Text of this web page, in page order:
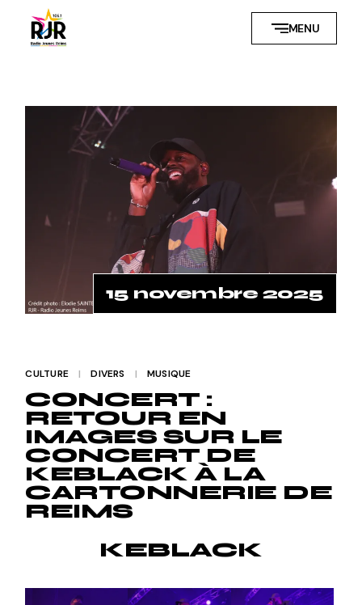
content
MENU
15 novembre 2025
CULTURE DIVERS MUSIQUE
CONCERT :
RETOUR EN
IMAGES SUR LE
CONCERT DE
KEBLACK À LA
CARTONNERIE DE
REIMS
KEBLACK